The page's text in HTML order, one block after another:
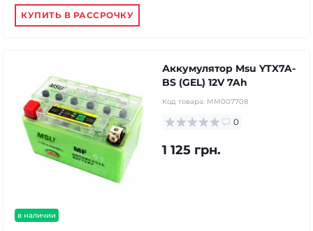
КУПИТЬ В РАССРОЧКУ
в наличии
Аккумулятор Msu YTX7A-
BS (GEL) 12V 7Ah
Код товара: MM007708
0
1 125 грн.